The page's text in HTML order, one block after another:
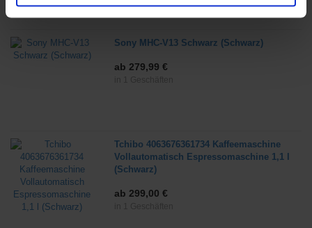
Sony MHC-V13 Schwarz (Schwarz)
ab 279,99 €
Tchibo 4063676361734 Kaffeemaschine
Vollautomatisch Espressomaschine 1,1 l
(Schwarz)
ab 299,00 €